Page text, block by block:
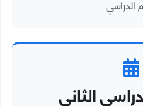
الدراسي
الثاني